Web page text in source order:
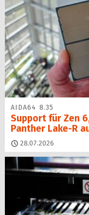
AIDA64 8.35
Support für Zen
Panther Lake-R
28.07.2026